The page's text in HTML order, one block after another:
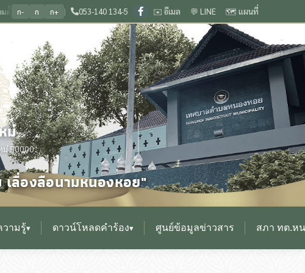
ำเนิดเวียงกุมกาม ประเพณีดีงาม เลื่องลือนามหนองหอย 🏛️ ยินดีต้อนรับสู่เว็บไซต์ สำนักงา
ก- ก ก+ | 053-140 134-5 ✉️ อีเมล 💬 LINE 🗺️ แผนที่
ม่
ม่ 50000
ลื่องลือนามหนองหอย"
วามรู้▾ ดาวน์โหลดคำร้อง▾ ศูนย์ข้อมูลข่าวสาร สภา ทต.ห